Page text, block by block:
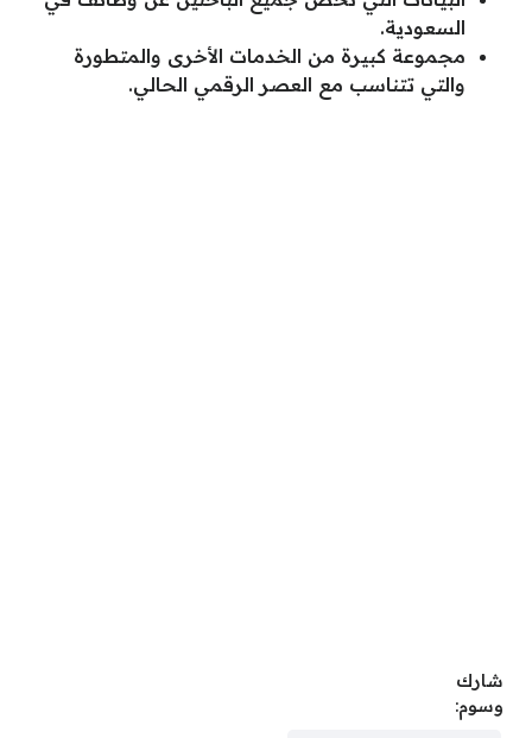
السعودية.
مجموعة كبيرة من الخدمات الأخرى والمتطورة
والتي تتناسب مع العصر الرقمي الحالي.
شارك
وسوم: